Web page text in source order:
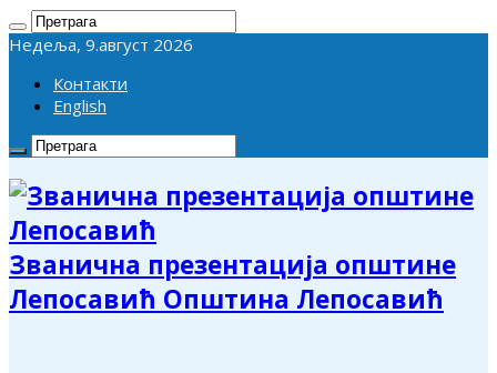
Недеља, 9.август 2026
Контакти
English
Званична презентација општине
Лепосавић Општина Лепосавић